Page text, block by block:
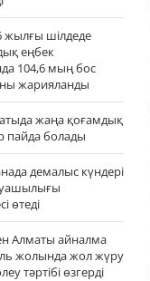
жылғы шілдеде
еңбек
104,6 мың бос
жарияланды
жаңа қоғамдық
пайда болады
демалыс күндері
өтеді
Алматы айналма
жолында жол жүру
тәртібі өзгерді